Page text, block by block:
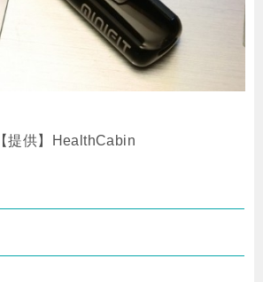
【提供】HealthCabin